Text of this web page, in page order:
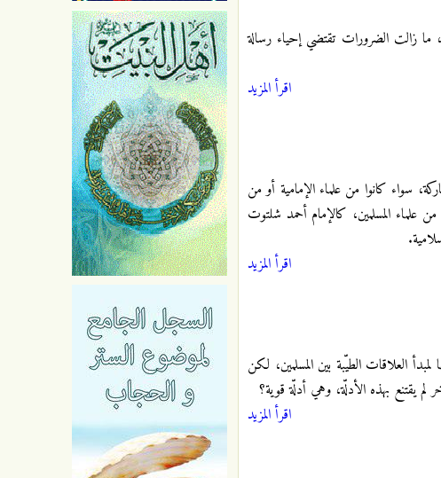
على تأسيس دار التقريب بين المذاهب الإسلامية في القاهرة (١٣٦٨ هـ / ١٩٤٧م)، ما زالت الضرورات تقتضي إحياء رسالة
اقرأ المزيد
سواء كانوا من علماء الإمامية أو من
علماء المسلمين، كالإمام أحمد شلتوت
اقرأ المزيد
العلاقات الطيّبة بين المسلمين، لكن
يقتنع بهذه الأدلّة، وهي أدلّة قوية؟
اقرأ المزيد